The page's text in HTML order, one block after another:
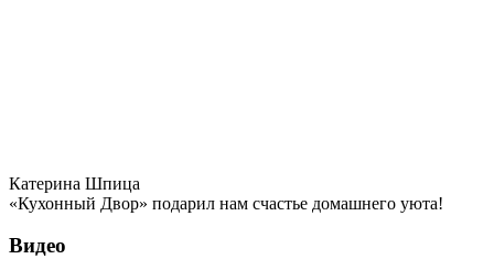
Катерина Шпица
«Кухонный Двор» подарил нам счастье домашнего уюта!
Видео